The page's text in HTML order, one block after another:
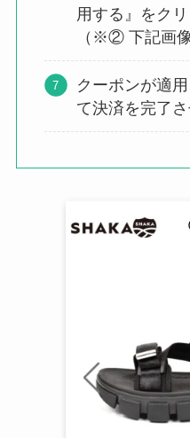
用する』をク
（※② 下記画像
クーポンが適
て決済を完了